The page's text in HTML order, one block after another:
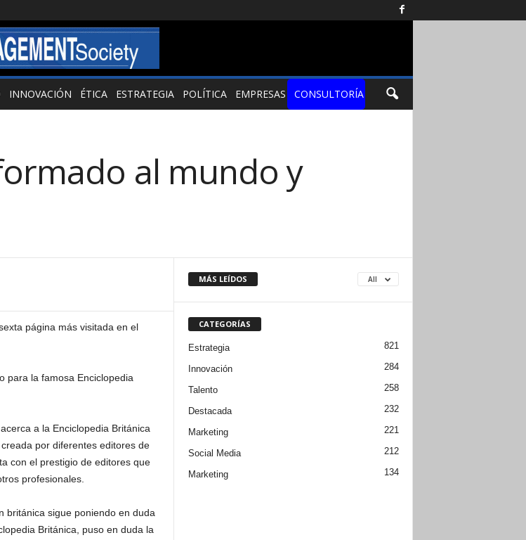
INNOVACIÓN ÉTICA ESTRATEGIA POLÍTICA EMPRESAS CONSULTORÍA
al mundo y
página más visitada en el
para la famosa Enciclopedia
a la Enciclopedia Británica
por diferentes editores de
con el prestigio de editores que
profesionales.
británica sigue poniendo en duda
Británica, puso en duda la
MÁS LEÍDOS All
CATEGORÍAS
Estrategia 821
Innovación 284
Talento 258
Destacada 232
Marketing 221
Social Media 212
Marketing 134